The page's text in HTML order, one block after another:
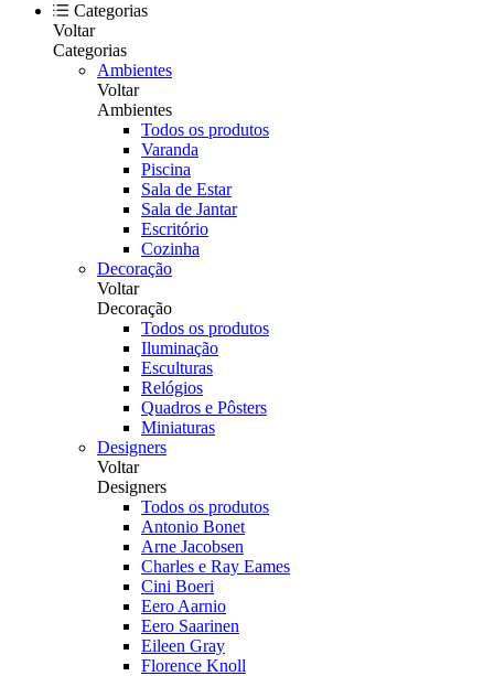
Categorias
Voltar
Categorias
Ambientes
Voltar
Ambientes
Todos os produtos
Varanda
Piscina
Sala de Estar
Sala de Jantar
Escritório
Cozinha
Decoração
Voltar
Decoração
Todos os produtos
Iluminação
Esculturas
Relógios
Quadros e Pôsters
Miniaturas
Designers
Voltar
Designers
Todos os produtos
Antonio Bonet
Arne Jacobsen
Charles e Ray Eames
Cini Boeri
Eero Aarnio
Eero Saarinen
Eileen Gray
Florence Knoll